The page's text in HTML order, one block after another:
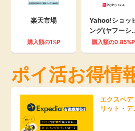
楽天市場
購入額の1%P
Yahoo!ショッ
ング(ヤフーシ
ッピング)
購入額の0.85%P
ポイ活お得情
エクスペデ
リット・